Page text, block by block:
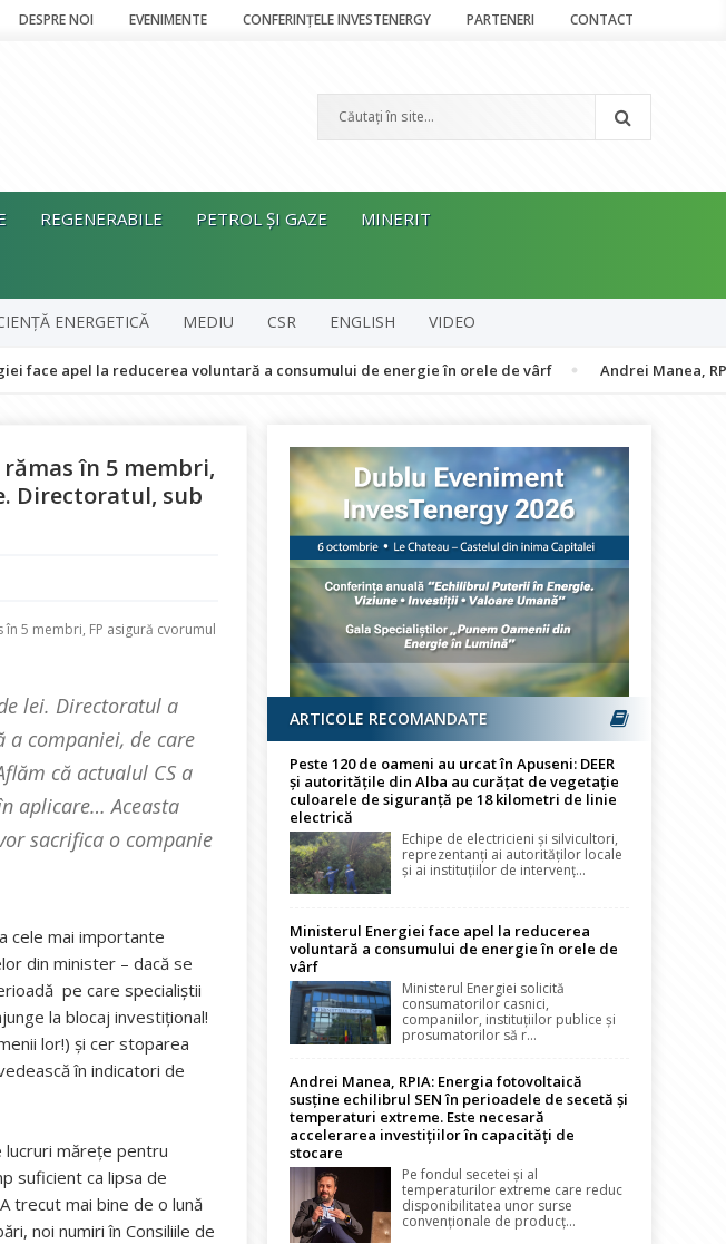
DESPRE NOI EVENIMENTE CONFERINȚELE INVESTENERGY PARTENERI CONTACT
REGENERABILE PETROL ȘI GAZE MINERIT
ENERGETICĂ MEDIU CSR ENGLISH VIDEO
la reducerea voluntară a consumului de energie în orele de vârf Andrei Manea, RPIA:
în 5 membri,
Directoratul, sub
5 membri, FP asigură cvorumul
lei. Directoratul a
a companiei, de care
că actualul CS a
aplicare… Aceasta
sacrifica o companie
cele mai importante
din minister – dacă se
pe care specialiștii
la blocaj investițional!
lor!) și cer stoparea
în indicatori de
lucruri mărețe pentru
suficient ca lipsa de
trecut mai bine de o lună
noi numiri în Consiliile de
ARTICOLE RECOMANDATE
Peste 120 de oameni au urcat în Apuseni: DEER
și autoritățile din Alba au curățat de vegetație
culoarele de siguranță pe 18 kilometri de linie
electrică
Echipe de electricieni și silvicultori,
reprezentanți ai autorităților locale
și ai instituțiilor de intervenț...
Ministerul Energiei face apel la reducerea
voluntară a consumului de energie în orele de
vârf
Ministerul Energiei solicită
consumatorilor casnici,
companiilor, instituțiilor publice și
prosumatorilor să r...
Andrei Manea, RPIA: Energia fotovoltaică
susține echilibrul SEN în perioadele de secetă și
temperaturi extreme. Este necesară
accelerarea investițiilor în capacități de
stocare
Pe fondul secetei și al
temperaturilor extreme care reduc
disponibilitatea unor surse
convenționale de producț...